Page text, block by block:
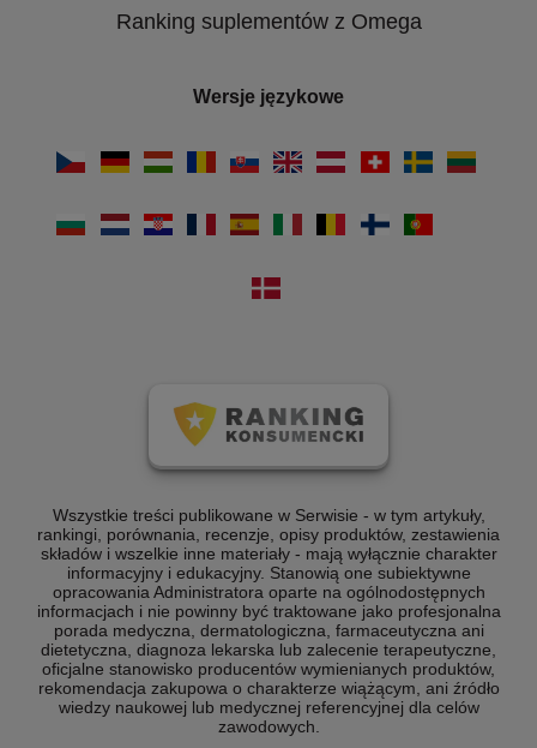
Ranking suplementów z Omega
Wersje językowe
Wszystkie treści publikowane w Serwisie - w tym artykuły,
rankingi, porównania, recenzje, opisy produktów, zestawienia
składów i wszelkie inne materiały - mają wyłącznie charakter
informacyjny i edukacyjny. Stanowią one subiektywne
opracowania Administratora oparte na ogólnodostępnych
informacjach i nie powinny być traktowane jako profesjonalna
porada medyczna, dermatologiczna, farmaceutyczna ani
dietetyczna, diagnoza lekarska lub zalecenie terapeutyczne,
oficjalne stanowisko producentów wymienianych produktów,
rekomendacja zakupowa o charakterze wiążącym, ani źródło
wiedzy naukowej lub medycznej referencyjnej dla celów
zawodowych.